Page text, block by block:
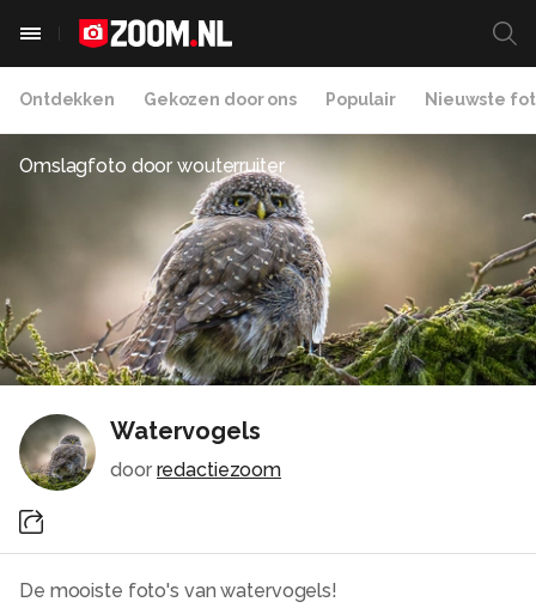
Ontdekken Gekozen door ons Populair Nieuwste
Omslagfoto doorwouterruiter
Watervogels
door redactiezoom
De mooiste foto's van watervogels!